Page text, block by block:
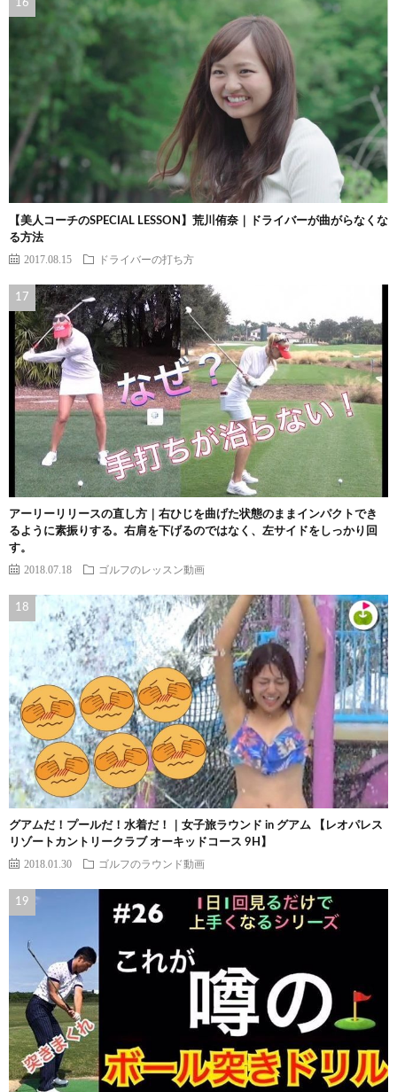
【美人コーチのSPECIAL LESSON】荒川侑奈｜ドライバーが曲がらなくな
る方法
2017.08.15 ドライバーの打ち方
アーリーリリースの直し方｜右ひじを曲げた状態のままインパクトでき
るように素振りする。右肩を下げるのではなく、左サイドをしっかり回
す。
2018.07.18 ゴルフのレッスン動画
グアムだ！プールだ！水着だ！｜女子旅ラウンド in グアム 【レオパレス
リゾートカントリークラブ オーキッドコース 9H】
2018.01.30 ゴルフのラウンド動画